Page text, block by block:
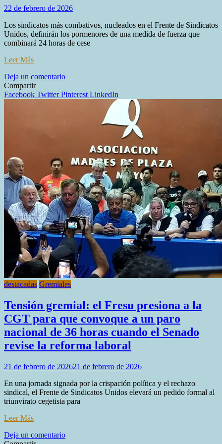
22 de febrero de 2026
Los sindicatos más combativos, nucleados en el Frente de Sindicatos
Unidos, definirán los pormenores de una medida de fuerza que
combinará 24 horas de cese
Leer Más
Deja un comentarioen
la
CGT
prepara
un
paro
de
24
horas
con
movilización
para
el
viernes
previo
a
la
sanción
de
la
reforma
laboral
en
el
Compartir
Facebook TwitterPinterest LinkedIn
destacadas Gremiales
Tensión gremial: el Fresu presiona a la
CGT para que convoque a un paro
nacional de 36 horas cuando el Senado
revise la reforma laboral
21 de febrero de 202621 de febrero de 2026
En una jornada signada por la crispación política y el rechazo
sindical, el Frente de Sindicatos Unidos elevará un pedido formal al
triunvirato cegetista para
Leer Más
Deja un comentarioen